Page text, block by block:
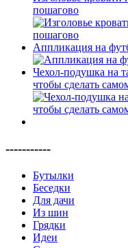
пошагово
Аппликация на
Чехол-подушка на
чтобы сделать
-----------
Бутылки
Беседки
Для дачи
Из шин
Грядки
Идеи